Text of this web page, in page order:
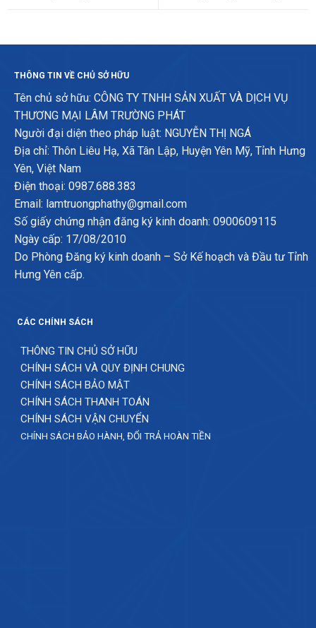
THÔNG TIN VỀ CHỦ SỞ HỮU
Tên chủ sở hữu: CÔNG TY TNHH SẢN XUẤT VÀ DỊCH VỤ
THƯƠNG MẠI LÂM TRƯỜNG PHÁT
Người đại diện theo pháp luật: NGUYỄN THỊ NGÁ
Địa chỉ: Thôn Liêu Hạ, Xã Tân Lập, Huyện Yên Mỹ, Tỉnh Hưng
Yên, Việt Nam
Điện thoại: 0987.688.383
Email: lamtruongphathy@gmail.com
Số giấy chứng nhận đăng ký kinh doanh: 0900609115
Ngày cấp: 17/08/2010
Do Phòng Đăng ký kinh doanh – Sở Kế hoạch và Đầu tư Tỉnh
Hưng Yên cấp.
CÁC CHÍNH SÁCH
THÔNG TIN CHỦ SỞ HỮU
CHÍNH SÁCH VÀ QUY ĐỊNH CHUNG
CHÍNH SÁCH BẢO MẬT
CHÍNH SÁCH THANH TOÁN
CHÍNH SÁCH VẬN CHUYỂN
CHÍNH SÁCH BẢO HÀNH, ĐỔI TRẢ HOÀN TIỀN